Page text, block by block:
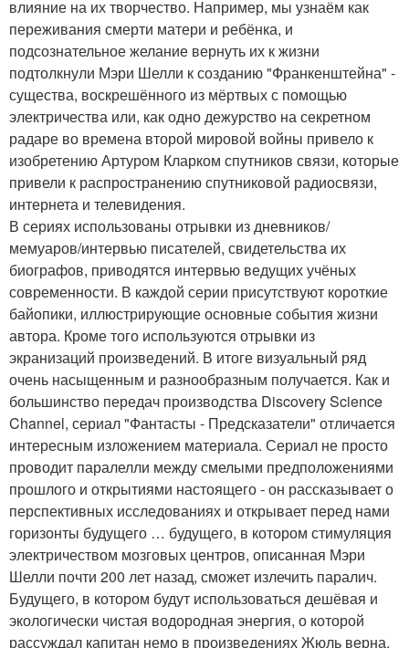
влияние на их творчество. Например, мы узнаём как
переживания смерти матери и ребёнка, и
подсознательное желание вернуть их к жизни
подтолкнули Мэри Шелли к созданию "Франкенштейна" -
существа, воскрешённого из мёртвых с помощью
электричества или, как одно дежурство на секретном
радаре во времена второй мировой войны привело к
изобретению Артуром Кларком спутников связи, которые
привели к распространению спутниковой радиосвязи,
интернета и телевидения.
В сериях использованы отрывки из дневников/
мемуаров/интервью писателей, свидетельства их
биографов, приводятся интервью ведущих учёных
современности. В каждой серии присутствуют короткие
байопики, иллюстрирующие основные события жизни
автора. Кроме того используются отрывки из
экранизаций произведений. В итоге визуальный ряд
очень насыщенным и разнообразным получается. Как и
большинство передач производства Discovery Science
Channel, сериал "Фантасты - Предсказатели" отличается
интересным изложением материала. Сериал не просто
проводит паралелли между смелыми предположениями
прошлого и открытиями настоящего - он рассказывает о
перспективных исследованиях и открывает перед нами
горизонты будущего … будущего, в котором стимуляция
электричеством мозговых центров, описанная Мэри
Шелли почти 200 лет назад, сможет излечить паралич.
Будущего, в котором будут использоваться дешёвая и
экологически чистая водородная энергия, о которой
рассуждал капитан немо в произведениях Жюль верна.